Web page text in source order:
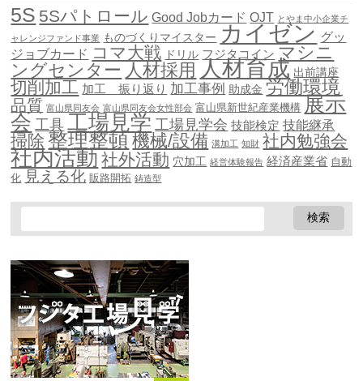
5S 5Sパトロール Good Jobカード OJT とやま中小企業チ
ャレンジファンド事業 ものづくりマイスター カイゼン グッ
ジョブカード コマ大戦 ドリル フジタコイン マシニ
ングセンター 人材採用 人材育成 出前講座
切削加工 加工 振り返り 加工事例 助成金 労働環境
品質 富山県同友会 富山県同友会女性部会 富山県新世紀産業機構 展示
会 工具 工場見学 工場見学会 技能検定 技能継承
掃除 整理整頓機械/設備 溝加工 知財 社内勉強会
社内活動社外活動 穴加工 経営体験報告 経済産業省 自動
化 見える化 販路開拓 鋳造型